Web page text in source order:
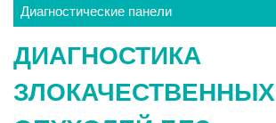
Диагностические панели
ДИАГНОСТИКА
ЗЛОКАЧЕСТВЕННЫХ